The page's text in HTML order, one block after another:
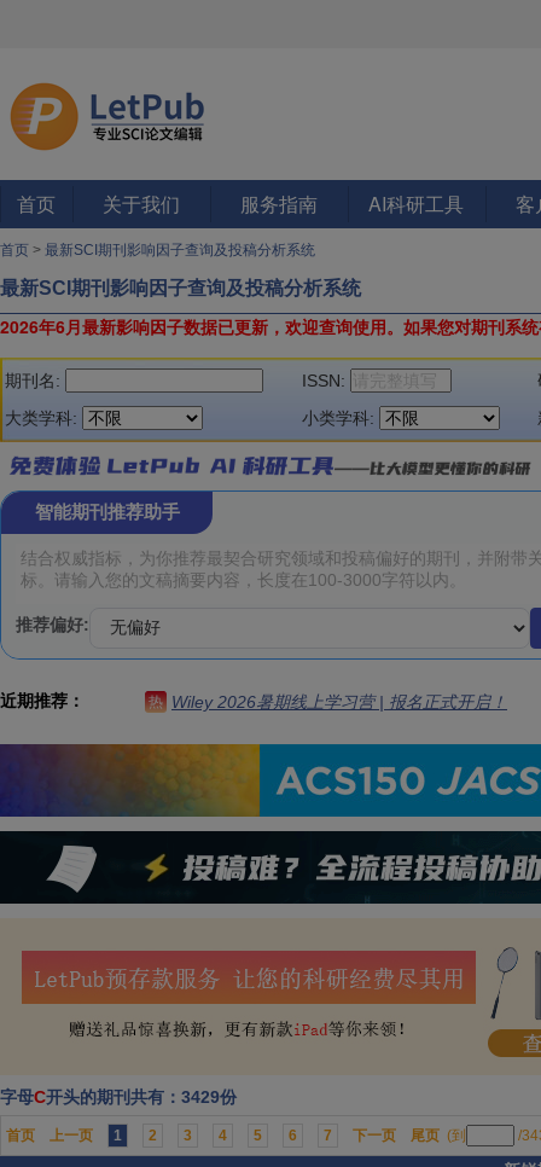
首页 关于我们 服务指南 AI科研工具 客
首页 > 最新SCI期刊影响因子查询及投稿分析系统
最新SCI期刊影响因子查询及投稿分析系统
2026年6月最新影响因子数据已更新，欢迎查询使用。 如果您对期刊系
期刊名: ISSN:
大类学科:
小类学科:
智能期刊推荐助手
推荐偏好:
近期推荐： 热 Wiley 2026暑期线上学习营 | 报名正式开启！
字母C开头的期刊共有：3429份
首页 上一页 1 2 3 4 5 6 7 下一页 尾页 (到 /